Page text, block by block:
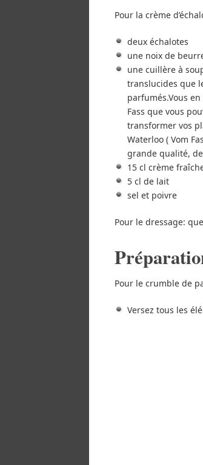
Pour la crème
deux échalotes
une noix de
une cuillère à
translucides que
parfumés.Vous
Fass que vous
transformer vos
Waterloo ( Vom
grande qualité,
15 cl crème
5 cl de lait
sel et poivre
Pour le dressage:
Pour le crumble de
Versez tous les